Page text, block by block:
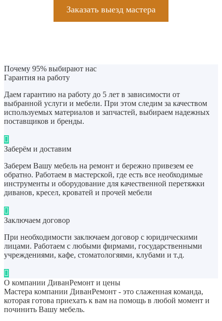
Заказать выезд мастера
Почему 95% выбирают нас
Гарантия на работу
Даем гарантию на работу до 5 лет в зависимости от
выбранной услуги и мебели. При этом следим за качеством
используемых материалов и запчастей, выбираем надежных
поставщиков и бренды.
Заберём и доставим
Заберем Вашу мебель на ремонт и бережно привезем ее
обратно. Работаем в мастерской, где есть все необходимые
инструменты и оборудование для качественной перетяжки
диванов, кресел, кроватей и прочей мебели
Заключаем договор
При необходимости заключаем договор с юридическими
лицами. Работаем с любыми фирмами, государственными
учреждениями, кафе, стоматологяями, клубами и т.д.
О компании ДиванРемонт и цены
Мастера компании ДиванРемонт - это слаженная команда,
которая готова приехать к вам на помощь в любой момент и
починить Вашу мебель.